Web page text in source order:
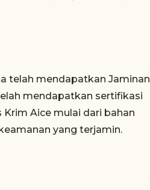
telah mendapatkan Jaminan
mendapatkan sertifikasi
Krim Aice mulai dari bahan
yang terjamin.